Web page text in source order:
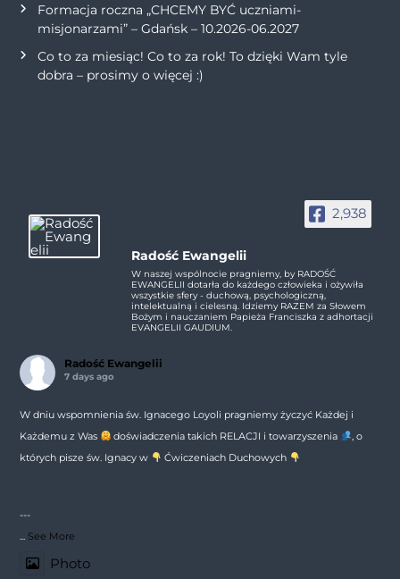
Formacja roczna „CHCEMY BYĆ uczniami-
misjonarzami” – Gdańsk – 10.2026-06.2027
Co to za miesiąc! Co to za rok! To dzięki Wam tyle
dobra – prosimy o więcej :)
2,938
Radość Ewangelii
W naszej wspólnocie pragniemy, by RADOŚĆ
EWANGELII dotarła do każdego człowieka i ożywiła
wszystkie sfery - duchową, psychologiczną,
intelektualną i cielesną. Idziemy RAZEM za Słowem
Bożym i nauczaniem Papieża Franciszka z adhortacji
EVANGELII GAUDIUM.
Radość Ewangelii
7 days ago
W dniu wspomnienia św. Ignacego Loyoli pragniemy życzyć Każdej i
Każdemu z Was
doświadczenia takich RELACJI i towarzyszenia
, o
których pisze św. Ignacy w
Ćwiczeniach Duchowych
---
See More
Photo